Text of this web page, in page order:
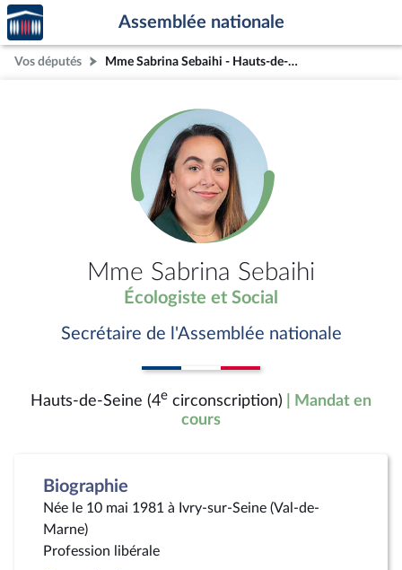
Aller au contenu
Aller en bas de la page
Accèder
à la
page
d'accueil
Assemblée nationale
Vos députés Mme Sabrina Sebaihi - Hauts-de-Seine (4e circonscription)
Mme Sabrina Sebaihi
Écologiste et Social
Secrétaire de l'Assemblée nationale
Hauts-de-Seine (4e circonscription)
| Mandat en
cours
Biographie
Née le 10 mai 1981 à Ivry-sur-Seine (Val-de-
Marne)
Profession libérale